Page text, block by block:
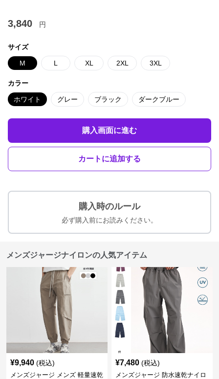
3,840 円
サイズ
M L XL 2XL 3XL
カラー
ホワイト グレー ブラック ダークブルー
購入画面に進む
カートに追加する
購入時のルール
必ず購入前にお読みください。
メンズジャージナイロンの人気アイテム
¥9,940 (税込)
メンズジャージ メンズ 軽量速乾
¥7,480 (税込)
メンズジャージ 防水速乾ナイロ